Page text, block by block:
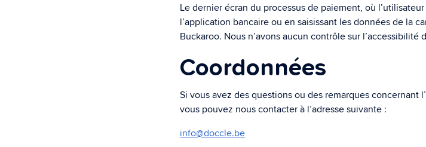
Le dernier écran du processus de paiement, où
l’application bancaire ou en saisissant les données de la
Buckaroo. Nous n’avons aucun contrôle sur l’accessibilité
Coordonnées
Si vous avez des questions ou des remarques
vous pouvez nous contacter à l’adresse suivante :
info@doccle.be